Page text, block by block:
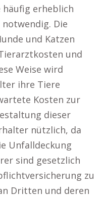
häufig erheblich
Die
und Katzen
und
Weise wird
ihre Tiere
Kosten zur
dieser
nützlich, da
Unfalldeckung
sind gesetzlich
zu
Dritten und deren